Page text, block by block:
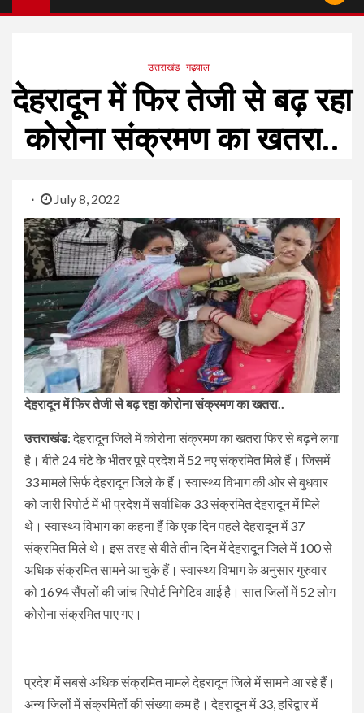
उत्तराखंड गढ़वाल
देहरादून में फिर तेजी से बढ़ रहा
कोरोना संक्रमण का खतरा..
July 8, 2022
देहरादून में फिर तेजी से बढ़ रहा कोरोना संक्रमण का खतरा..
उत्तराखंड: देहरादून जिले में कोरोना संक्रमण का खतरा फिर से बढ़ने लगा
है। बीते 24 घंटे के भीतर पूरे प्रदेश में 52 नए संक्रमित मिले हैं। जिसमें
33 मामले सिर्फ देहरादून जिले के हैं। स्वास्थ्य विभाग की ओर से बुधवार
को जारी रिपोर्ट में भी प्रदेश में सर्वाधिक 33 संक्रमित देहरादून में मिले
थे। स्वास्थ्य विभाग का कहना हैं कि एक दिन पहले देहरादून में 37
संक्रमित मिले थे। इस तरह से बीते तीन दिन में देहरादून जिले में 100 से
अधिक संक्रमित सामने आ चुके हैं। स्वास्थ्य विभाग के अनुसार गुरुवार
को 1694 सैंपलों की जांच रिपोर्ट निगेटिव आई है। सात जिलों में 52 लोग
कोरोना संक्रमित पाए गए।
प्रदेश में सबसे अधिक संक्रमित मामले देहरादून जिले में सामने आ रहे हैं।
अन्य जिलों में संक्रमितों की संख्या कम है। देहरादून में 33, हरिद्वार में